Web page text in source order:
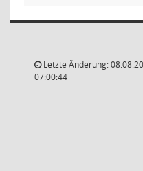
Letzte Änderung:
07:00:44